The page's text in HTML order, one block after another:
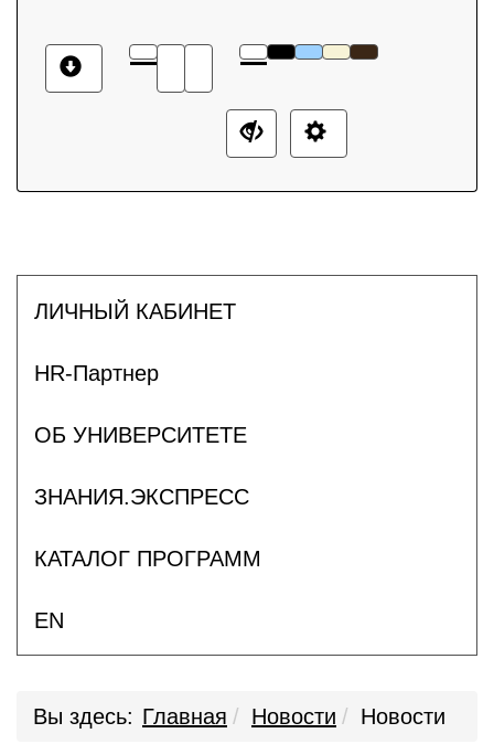
ЛИЧНЫЙ КАБИНЕТ
HR-Партнер
ОБ УНИВЕРСИТЕТЕ
ЗНАНИЯ.ЭКСПРЕСС
КАТАЛОГ ПРОГРАММ
EN
Вы здесь: Главная Новости Новости